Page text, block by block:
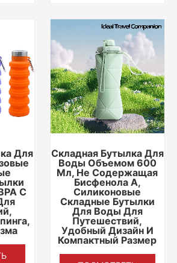
Для
С
Складная Бутылка Для
Воды Объемом 600
Мл, Не Содержащая
Бисфенола А,
Силиконовые
Складные Бутылки
Для Воды Для
Путешествий,
Удобный Дизайн И
Компактный Размер